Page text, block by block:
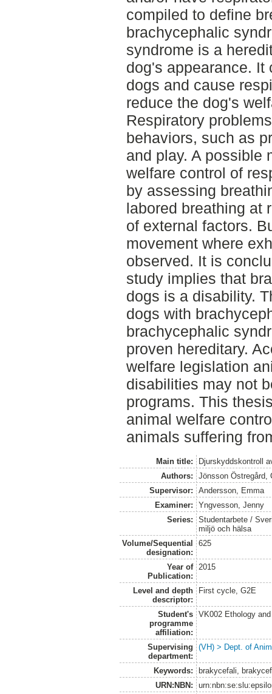
compiled to define
brachycephalic
syndrome is a
dog's appearance. It
dogs and cause
reduce the dog's
Respiratory
behaviors, such as
and play. A possible
welfare control of
by assessing
labored breathing at
of external factors.
movement where
observed. It is
study implies that
dogs is a disability.
dogs with
brachycephalic
proven hereditary.
welfare legislation
disabilities may not
programs. This
animal welfare
animals suffering
Main title:
Djurskyddskontroll
Authors:
Jönsson Östregård,
Supervisor:
Andersson, Emma
Examiner:
Yngvesson, Jenny
Series:
Studentarbete /
miljö och hälsa
Volume/Sequential
designation:
625
Year of
Publication:
2015
Level and depth
descriptor:
First cycle, G2E
Student's
programme
affiliation:
VK002 Ethology
Supervising
department:
(VH) > Dept. of
Keywords:
brakycefali,
URN:NBN: